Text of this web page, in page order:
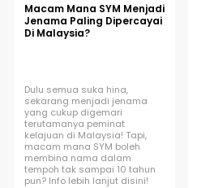
Macam Mana SYM Menjadi
Jenama Paling Dipercayai
Di Malaysia?
Dulu semua suka hina,
sekarang menjadi jenama
yang cukup digemari
terutamanya peminat
kelajuan di Malaysia! Tapi,
macam mana SYM boleh
membina nama dalam
tempoh tak sampai 10 tahun
pun? Info lebih lanjut disini!